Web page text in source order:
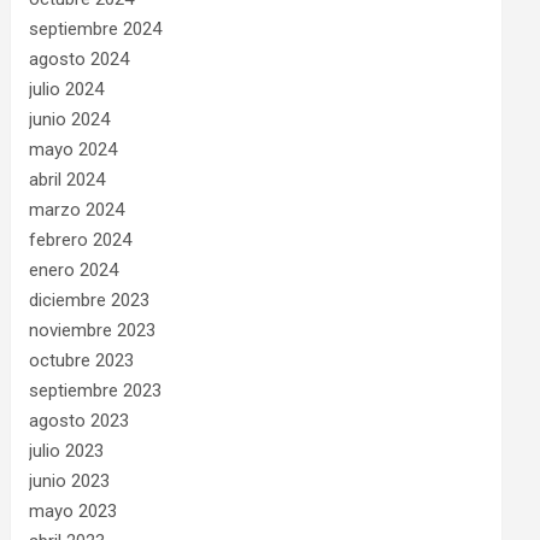
septiembre 2024
agosto 2024
julio 2024
junio 2024
mayo 2024
abril 2024
marzo 2024
febrero 2024
enero 2024
diciembre 2023
noviembre 2023
octubre 2023
septiembre 2023
agosto 2023
julio 2023
junio 2023
mayo 2023